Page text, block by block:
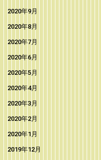
2020年9月
2020年8月
2020年7月
2020年6月
2020年5月
2020年4月
2020年3月
2020年2月
2020年1月
2019年12月